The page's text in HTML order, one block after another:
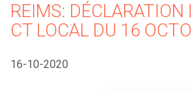
REIMS:
CT LOCAL DU 16
16-10-2020